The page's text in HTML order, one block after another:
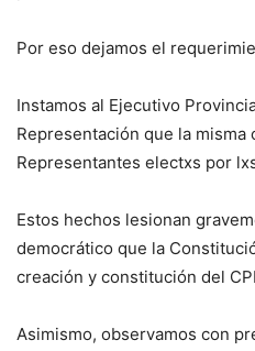
Por eso dejamos el
Instamos al Ejecutivo
Representación que la misma
Representantes electxs por
Estos hechos lesionan
democrático que la
creación y constitución del
Asimismo, observamos con